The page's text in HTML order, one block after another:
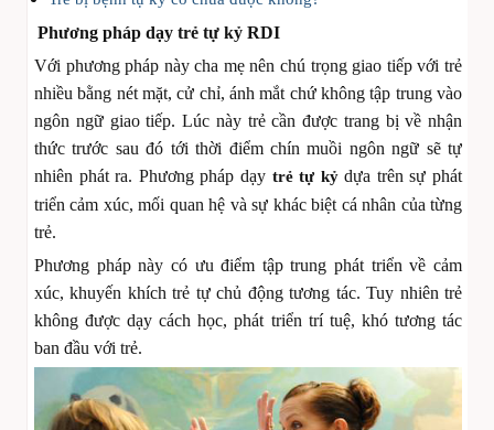
Phương pháp dạy trẻ tự kỷ RDI
Với phương pháp này cha mẹ nên chú trọng giao tiếp với trẻ
nhiều bằng nét mặt, cử chỉ, ánh mắt chứ không tập trung vào
ngôn ngữ giao tiếp. Lúc này trẻ cần được trang bị về nhận
thức trước sau đó tới thời điểm chín muồi ngôn ngữ sẽ tự
nhiên phát ra. Phương pháp dạy trẻ tự kỷdựa trên sự phát
triển cảm xúc, mối quan hệ và sự khác biệt cá nhân của từng
trẻ.
Phương pháp này có ưu điểm tập trung phát triển về cảm
xúc, khuyến khích trẻ tự chủ động tương tác. Tuy nhiên trẻ
không được dạy cách học, phát triển trí tuệ, khó tương tác
ban đầu với trẻ.